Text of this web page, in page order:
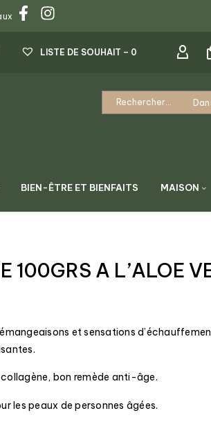
LISTE DE SOUHAIT – 0
BIEN-ÊTRE ET BIENFAITS MAISON
100GRS A L’ALOE
et sensations
bon remède anti-âge.
les peaux de personnes âgées.